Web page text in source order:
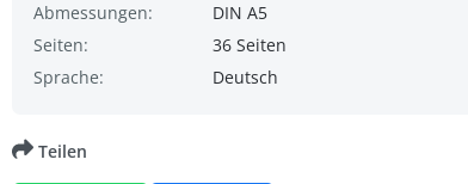
Abmessungen:
DIN A5
Seiten:
36 Seiten
Sprache:
Deutsch
Teilen